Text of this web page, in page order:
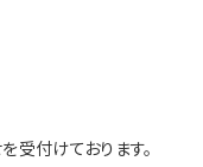
受付けております。